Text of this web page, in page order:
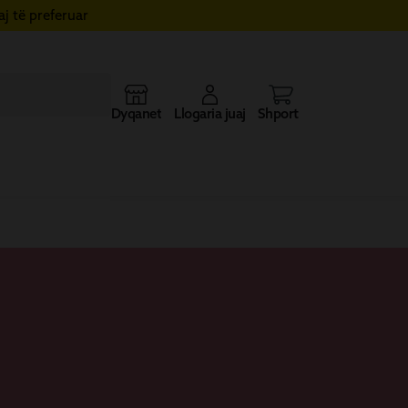
të preferuar
Dyqanet Llogaria juaj Shporta